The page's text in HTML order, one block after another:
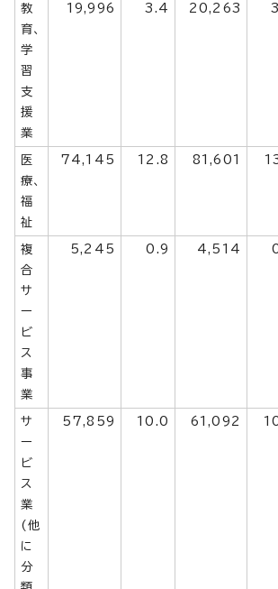
教
育、
学
習
支
援
業
19,996 3.4 20,263
医
療、
福
祉
74,145 12.8 81,601
複
合
サ
ー
ビ
ス
事
業
5,245 0.9 4,514
サ
ー
ビ
ス
業
(他
に
分
57,859 10.0 61,092